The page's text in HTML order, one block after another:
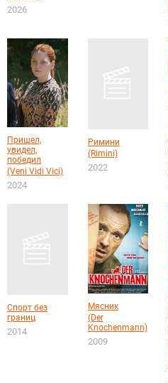
2026
Пришел,
увидел,
победил
(Veni Vidi Vici)
2024
Римини
(Rimini)
2022
Спорт без
границ
2014
Мясник
(Der
Knochenmann)
2009